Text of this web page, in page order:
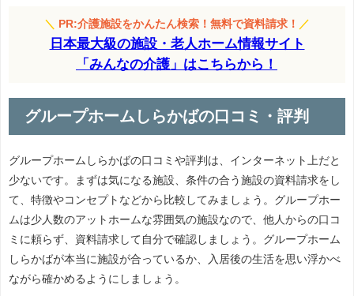
＼ PR:介護施設をかんたん検索！無料で資料請求！ ／
日本最大級の施設・老人ホーム情報サイト
「みんなの介護」はこちらから！
グループホームしらかばの口コミ・評判
グループホームしらかばの口コミや評判は、インターネット上だと
少ないです。まずは気になる施設、条件の合う施設の資料請求をし
て、特徴やコンセプトなどから比較してみましょう。グループホー
ムは少人数のアットホームな雰囲気の施設なので、他人からの口コ
ミに頼らず、資料請求して自分で確認しましょう。グループホーム
しらかばが本当に施設が合っているか、入居後の生活を思い浮かべ
ながら確かめるようにしましょう。